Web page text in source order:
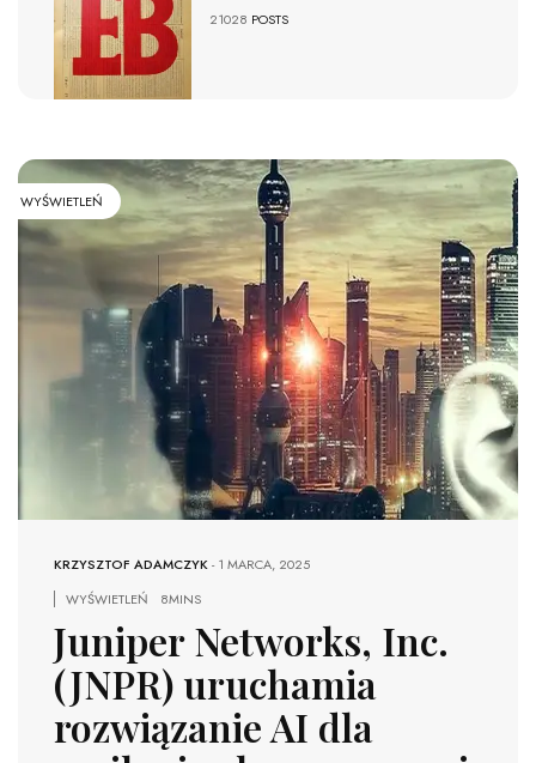
21028 POSTS
WYŚWIETLEŃ
KRZYSZTOF ADAMCZYK-1 MARCA, 2025
WYŚWIETLEŃ
8MINS
Juniper Networks, Inc.
(JNPR) uruchamia
rozwiązanie AI dla